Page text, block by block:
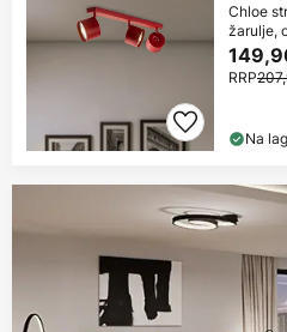
Chloe
žarulje,
RRP
Na